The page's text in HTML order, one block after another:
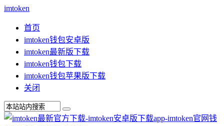
imtoken
首页
imtoken钱包安卓版
imtoken最新版下载
imtoken钱包下载
imtoken钱包苹果版下载
关闭